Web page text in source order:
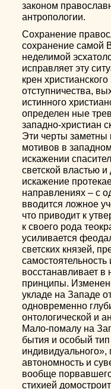
законом
антропологии.
Сохранение
сохранение самой
неделимой
исправляет эту
крен
отступничества,
истинного
определен ные
западно-христиан
Эти черты заметны
мотивов в
искажении
светской властью
искажение
направлениях – с
вводится ложное
что приводит к
к своего рода
усиливается
светских князей,
восстанавливает в
принципы.
укладе на Западе
одновременно
онтологической и
Мало-помалу на
бытия и особый
автономность и
вообще порвавшего
стихией